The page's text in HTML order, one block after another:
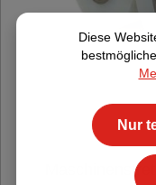
Diese
Nur